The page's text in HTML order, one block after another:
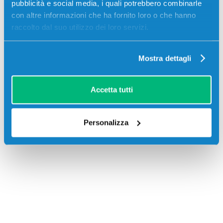
pubblicità e social media, i quali potrebbero combinarle
con altre informazioni che ha fornito loro o che hanno
raccolto dal suo utilizzo dei loro servizi.
Mostra dettagli
Accetta tutti
Personalizza
B431DN, Oki MB461, Oki MB471, Oki MB471W, Oki
MB491
Recensioni